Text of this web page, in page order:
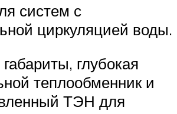
систем с
циркуляцией воды.
глубокая
теплообменник и
ТЭН для